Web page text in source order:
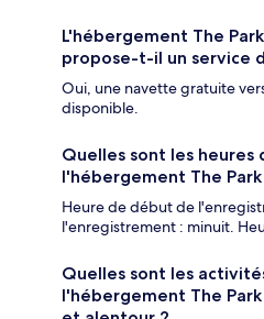
L'hébergement The
propose-t-il un service
Oui, une navette gratuite
disponible.
Quelles sont les
l'hébergement The
Heure de début de
l'enregistrement : minuit.
Quelles sont les
l'hébergement The